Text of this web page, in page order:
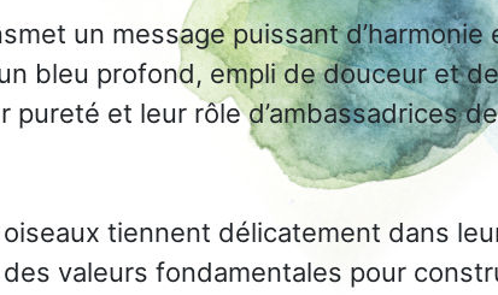
un message puissant
bleu profond, empli de douceur et
et leur rôle d’ambassadrices de
tiennent délicatement dans
valeurs fondamentales pour